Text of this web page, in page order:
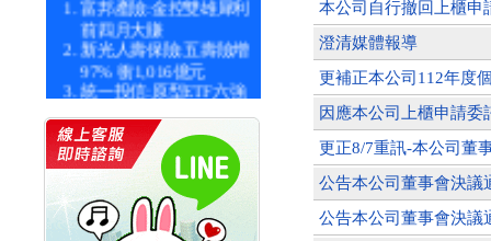
前四月大賺
新光人壽保險:五壽險增
97% 衝1,016億元
統一投信:原型ETF六強
統一投信:主動式ETF溢
價 被盯上
新光人壽保險:新壽Q1外
價金將達996億
宇辰系統科技:宇辰業績
創新高 啟動興櫃轉上櫃
本公司自行撤回上櫃申
澄清媒體報導
更補正本公司112年度
因應本公司上櫃申請
更正8/7重訊-本公司董
公告本公司董事會決議
公告本公司董事會決議